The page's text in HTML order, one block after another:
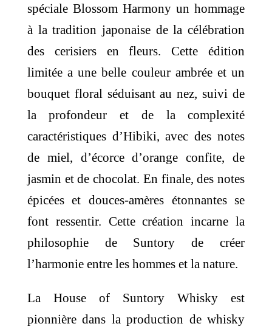
spéciale Blossom Harmony un hommage
à la tradition japonaise de la célébration
des cerisiers en fleurs. Cette édition
limitée a une belle couleur ambrée et un
bouquet floral séduisant au nez, suivi de
la profondeur et de la complexité
caractéristiques d’Hibiki, avec des notes
de miel, d’écorce d’orange confite, de
jasmin et de chocolat. En finale, des notes
épicées et douces-amères étonnantes se
font ressentir. Cette création incarne la
philosophie de Suntory de créer
l’harmonie entre les hommes et la nature.
La House of Suntory Whisky est
pionnière dans la production de whisky